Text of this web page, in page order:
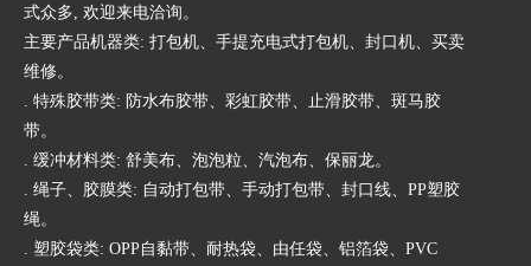
式众多, 欢迎来电洽询。
主要产品机器类: 打包机、手提充电式打包机、封口机、买卖
维修。
. 特殊胶带类: 防水布胶带、彩虹胶带、止滑胶带、斑马胶
带。
. 缓冲材料类: 舒美布、泡泡粒、汽泡布、保丽龙。
. 绳子、胶膜类: 自动打包带、手动打包带、封口线、PP塑胶
绳。
. 塑胶袋类: OPP自黏带、耐热袋、由任袋、铝箔袋、PVC